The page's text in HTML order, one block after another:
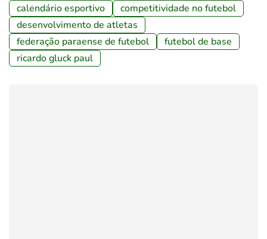
calendário esportivo
competitividade no futebol
desenvolvimento de atletas
federação paraense de futebol
futebol de base
ricardo gluck paul